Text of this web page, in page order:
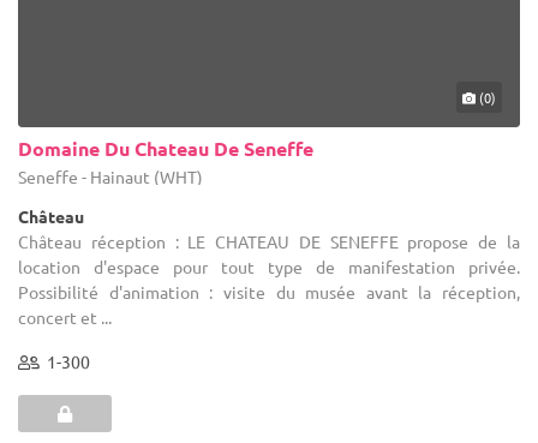
(0)
Domaine Du Chateau De Seneffe
Seneffe - Hainaut (WHT)
Château
Château réception : LE CHATEAU DE SENEFFE propose de la
location d'espace pour tout type de manifestation privée.
Possibilité d'animation : visite du musée avant la réception,
concert et ...
1-300